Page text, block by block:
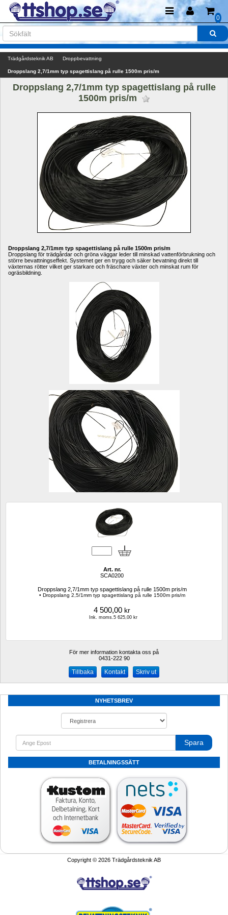
0
Trädgårdsteknik AB Droppbevattning
Droppslang 2,7/1mm typ spagettislang på rulle 1500m pris/m
Droppslang 2,7/1mm typ spagettislang på rulle
1500m pris/m
Droppslang 2,7/1mm typ spagettislang på rulle 1500m pris/m
Droppslang för trädgårdar och gröna väggar leder till minskad vattenförbrukning och
större bevattningseffekt. Systemet ger en trygg och säker bevatning direkt till
växternas rötter vilket ger starkare och fräschare växter och minskat rum för
ogräsbildning.
Art. nr.
SCA0200
Droppslang 2,7/1mm typ spagettislang på rulle 1500m pris/m
• Droppslang 2,5/1mm typ spagettislang på rulle 1500m pris/m
4 500,00 kr
Ink. moms.5 625,00 kr
För mer information kontakta oss på
0431-222 90
Kontakt Skriv ut
NYHETSBREV
Spara
BETALNINGSSÄTT
Copyright © 2026 Trädgårdsteknik AB